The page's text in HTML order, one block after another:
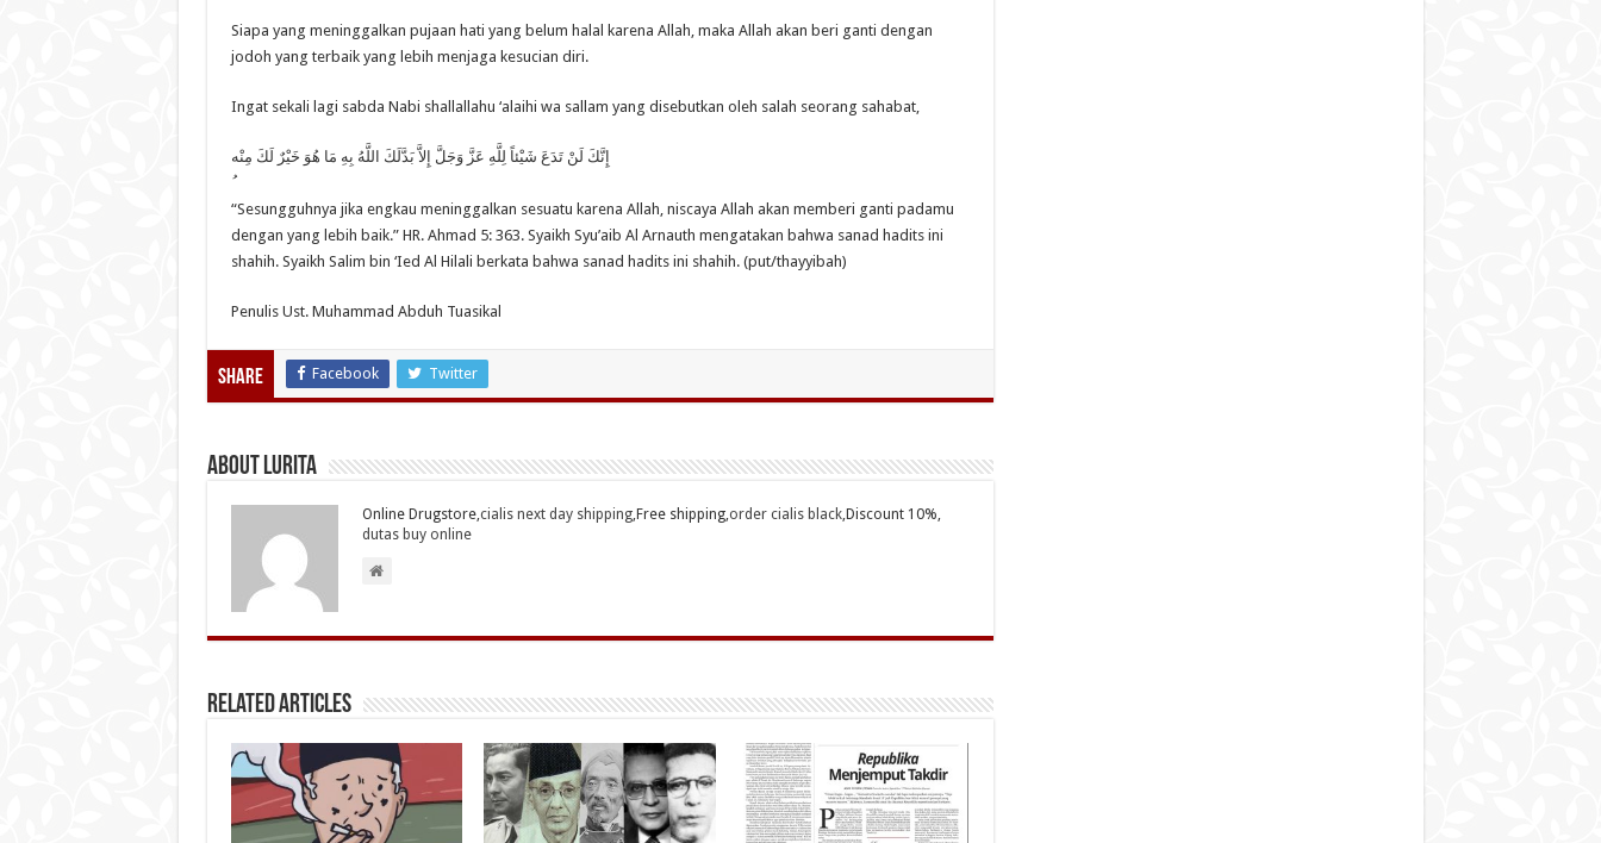
Siapa yang meninggalkan pujaan hati yang belum halal karena Allah, maka Allah akan beri ganti dengan
jodoh yang terbaik yang lebih menjaga kesucian diri.
Ingat sekali lagi sabda Nabi shallallahu ‘alaihi wa sallam yang disebutkan oleh salah seorang sahabat,
إِنَّكَ لَنْ تَدَعَ شَيْئاً لِلَّهِ عَزَّ وَجَلَّ إِلاَّ بَدَّلَكَ اللَّهُ بِهِ مَا هُوَ خَيْرٌ لَكَ مِنْه
“Sesungguhnya jika engkau meninggalkan sesuatu karena Allah, niscaya Allah akan memberi ganti padamu
dengan yang lebih baik.” HR. Ahmad 5: 363. Syaikh Syu’aib Al Arnauth mengatakan bahwa sanad hadits ini
shahih. Syaikh Salim bin ‘Ied Al Hilali berkata bahwa sanad hadits ini shahih. (put/thayyibah)
Penulis Ust. Muhammad Abduh Tuasikal
Share Facebook Twitter
About Lurita
Online Drugstore,cialis next day shipping,Free shipping,order cialis black,Discount 10%,
dutas buy online
Related Articles